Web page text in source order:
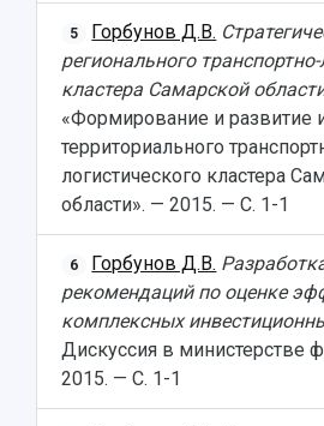
5 Горбунов Д.В.
регионального
кластера Самарской
«Формирование и развитие
территориального
логистического кластера
области». — 2015. — С. 1-1
6 Горбунов Д.В.
рекомендаций по оценке
комплексных
Дискуссия в министерстве
2015. — С. 1-1